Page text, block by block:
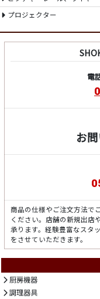
プロジェクター
電
お
商品の仕様やご注文方法で
ください。店舗の新規出店
承ります。経験豊富なスタ
をさせていただきます。
厨房機器
調理器具